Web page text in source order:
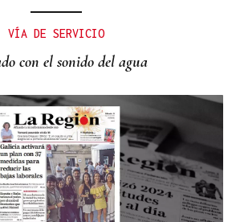
siglo creciendo junto a
VÍA DE SERVICIO
con el sonido del agua